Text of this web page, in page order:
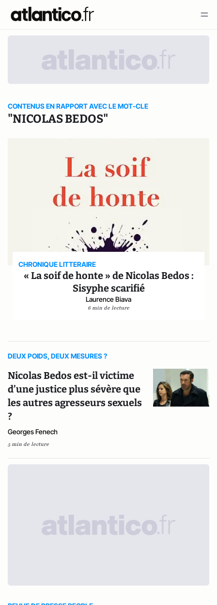
CONTENUS EN RAPPORT AVEC LE MOT-CLE
"NICOLAS BEDOS"
CHRONIQUE LITTERAIRE
« La soif de honte » de Nicolas Bedos :
Sisyphe scarifié
Laurence Biava
6 min de lecture
DEUX POIDS, DEUX MESURES ?
Nicolas Bedos est-il victime
d’une justice plus sévère que
les autres agresseurs sexuels
?
Georges Fenech
5 min de lecture